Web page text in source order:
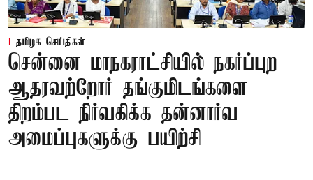
தமிழக செய்திகள்
சென்னை மாநகராட்சியில் நகர்ப்புற
ஆதரவற்றோர் தங்குமிடங்களை
திறம்பட நிர்வகிக்க தன்னார்வ
அமைப்புகளுக்கு பயிற்சி